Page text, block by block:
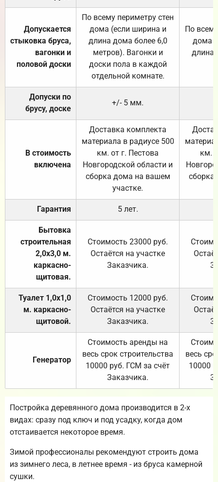
Допускается
стыковка бруса,
вагонки и
половой доски
По всему периметру стен
дома (если ширина и
длина дома более 6,0
метров). Вагонки и
доски пола в каждой
отдельной комнате.
По
дома
длина
Допуски по
брусу, доске
+/- 5 мм.
В стоимость
включена
Доставка комплекта
материала в радиусе 500
км. от г. Пестова
Новгородской области и
сборка дома на вашем
участке.
км.
Гарантия 5 лет.
Бытовка
строительная
2,0х3,0 м.
каркасно-
щитовая.
Стоимость 23000 руб.
Остаётся на участке
Заказчика.
Туалет 1,0х1,0
м. каркасно-
щитовой.
Стоимость 12000 руб.
Остаётся на участке
Заказчика.
Генератор
Стоимость аренды на
весь срок строительства
10000 руб. ГСМ за счёт
Заказчика.
весь
10000
Постройка деревянного дома производится в 2-х
видах: сразу под ключ и под усадку, когда дом
отстаивается некоторое время.
Зимой профессионалы рекомендуют строить дома
из зимнего леса, в летнее время - из бруса камерной
сушки.